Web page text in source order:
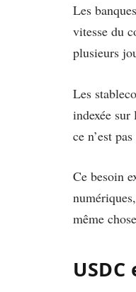
Les
vitesse du
plusieurs
Les
indexée sur
ce n’est
Ce besoin
même